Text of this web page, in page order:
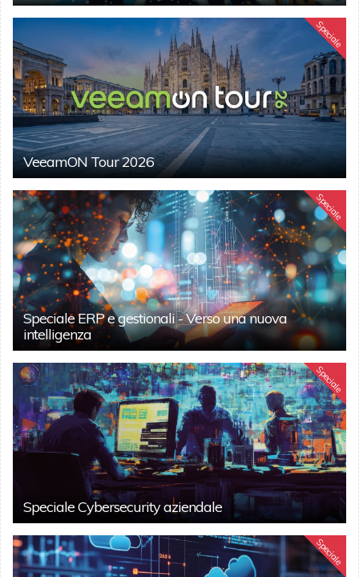
Speciale
VeeamON Tour 2026
Speciale
Speciale ERP e gestionali - Verso una nuova
intelligenza
Speciale
Speciale Cybersecurity aziendale
Speciale